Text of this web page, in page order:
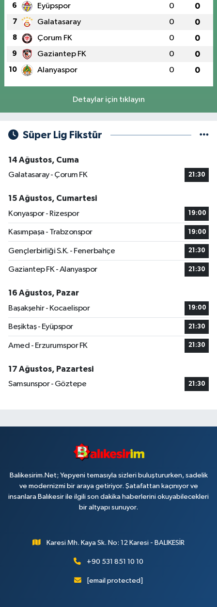
6 Eyüpspor 0 0
7 Galatasaray 0 0
8 Çorum FK 0 0
9 Gaziantep FK 0 0
10 Alanyaspor 0 0
Detaylar için tıklayın
Süper Lig Fikstür
14 Ağustos, Cuma
Galatasaray - Çorum FK
21:30
15 Ağustos, Cumartesi
Konyaspor - Rizespor
19:00
Kasımpaşa - Trabzonspor 19:00
Gençlerbirliği S.K. - Fenerbahçe 21:30
Gaziantep FK - Alanyaspor 21:30
16 Ağustos, Pazar
Başakşehir - Kocaelispor
19:00
Beşiktaş - Eyüpspor 21:30
Amed - Erzurumspor FK 21:30
17 Ağustos, Pazartesi
Samsunspor - Göztepe
21:30
Balikesirim.Net; Yepyeni temasıyla sizleri buluştururken, sadelik
ve modernizmi bir araya getiriyor. Şatafattan kaçınıyor ve
insanlara Balıkesir ile ilgili son dakika haberlerini okuyabilecekleri
bir altyapı sunuyor.
Karesi Mh. Kaya Sk. No: 12 Karesi - BALIKESİR
+90 531 851 10 10
[email protected]